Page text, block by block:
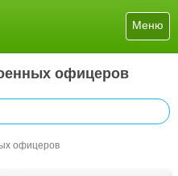
Меню
офицеров
офицеров